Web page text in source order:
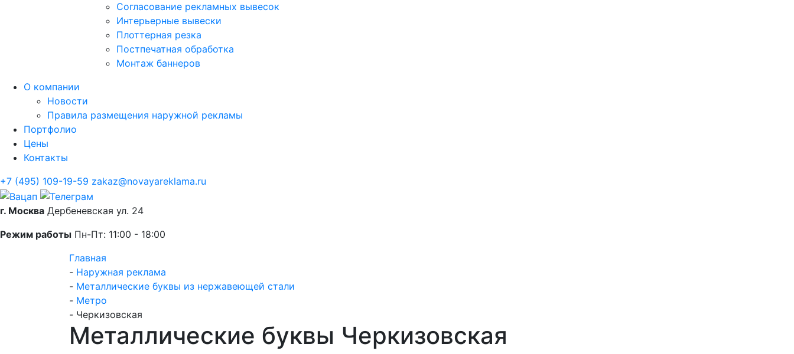
Согласование рекламных вывесок
Интерьерные вывески
Плоттерная резка
Постпечатная обработка
Монтаж баннеров
О компании
Новости
Правила размещения наружной рекламы
Портфолио
Цены
Контакты
+7 (495) 109-19-59 zakaz@novayareklama.ru
г. Москва Дербеневская ул. 24
Режим работы Пн-Пт: 11:00 - 18:00
Главная
- Наружная реклама
- Металлические буквы из нержавеющей стали
- Метро
- Черкизовская
Металлические буквы Черкизовская